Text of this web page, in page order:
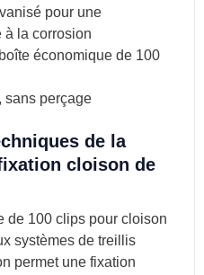
pour une
à la corrosion
économique de 100
sans perçage
de la
cloison de
de 100 clips pour cloison
systèmes de treillis
permet une fixation